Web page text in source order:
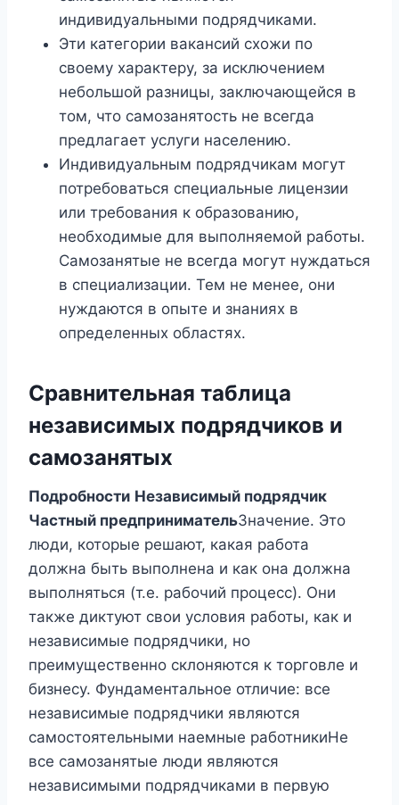
индивидуальными подрядчиками.
Эти категории вакансий схожи по
своему характеру, за исключением
небольшой разницы, заключающейся в
том, что самозанятость не всегда
предлагает услуги населению.
Индивидуальным подрядчикам могут
потребоваться специальные лицензии
или требования к образованию,
необходимые для выполняемой работы.
Самозанятые не всегда могут нуждаться
в специализации. Тем не менее, они
нуждаются в опыте и знаниях в
определенных областях.
Сравнительная таблица
независимых подрядчиков и
самозанятых
Подробности Независимый подрядчик
Частный предпринимательЗначение. Это
люди, которые решают, какая работа
должна быть выполнена и как она должна
выполняться (т.е. рабочий процесс). Они
также диктуют свои условия работы, как и
независимые подрядчики, но
преимущественно склоняются к торговле и
бизнесу. Фундаментальное отличие: все
независимые подрядчики являются
самостоятельными наемные работникиНе
все самозанятые люди являются
независимыми подрядчиками в первую